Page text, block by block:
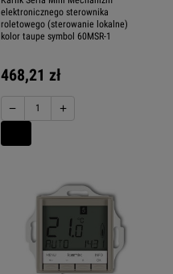
elektronicznego sterownika
roletowego (sterowanie lokalne)
kolor taupe symbol 60MSR-1
468,21 zł
− +